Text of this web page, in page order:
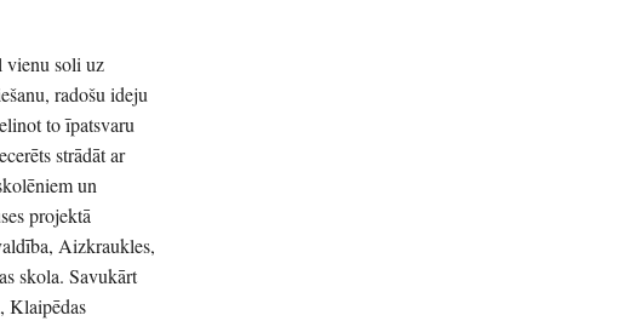
vienu soli uz
radošu ideju
to īpatsvaru
strādāt ar
un
projektā
Aizkraukles,
skola. Savukārt
Klaipēdas